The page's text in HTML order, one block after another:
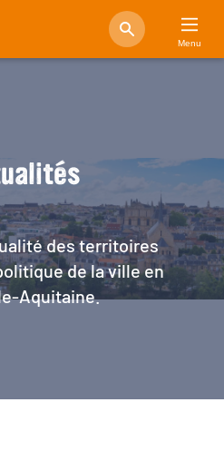
Menu
des territoires
de la ville en
Aquitaine.